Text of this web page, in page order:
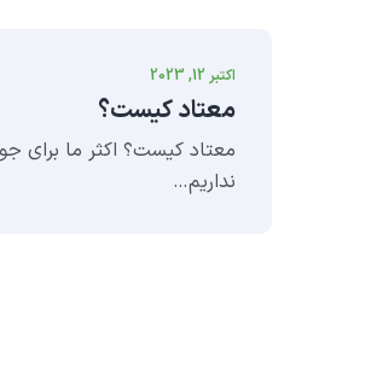
اکتبر 12, 2023
معتاد کیست؟
معتاد کیست؟ اکثر ما برای
نداریم…